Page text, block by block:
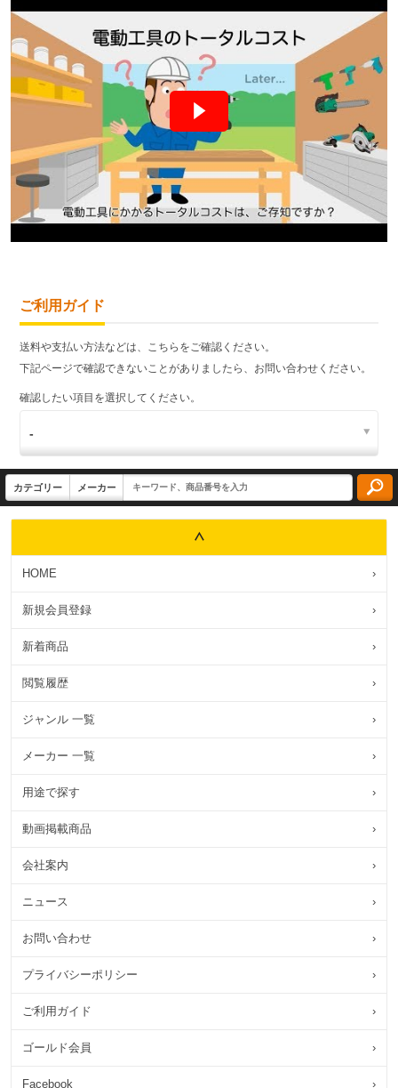
ご利用ガイド
送料や支払い方法などは、こちらをご確認ください。
下記ページで確認できないことがありましたら、お問い合わせください。
確認したい項目を選択してください。
HOME ›
新規会員登録 ›
新着商品 ›
閲覧履歴 ›
ジャンル 一覧 ›
メーカー 一覧 ›
用途で探す ›
動画掲載商品 ›
会社案内 ›
ニュース ›
お問い合わせ ›
プライバシーポリシー ›
ご利用ガイド ›
ゴールド会員 ›
Facebook ›